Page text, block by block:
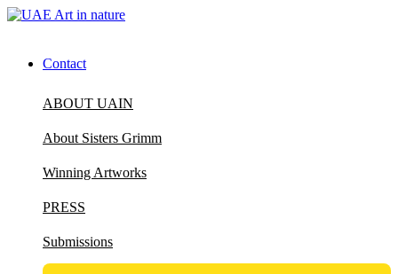
Contact
ABOUT UAIN
About Sisters Grimm
Winning Artworks
PRESS
Submissions